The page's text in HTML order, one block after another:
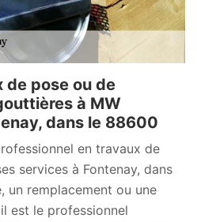
de pose ou de
à MW
dans le 88600
en travaux de
services à Fontenay, dans
un remplacement ou une
est le professionnel